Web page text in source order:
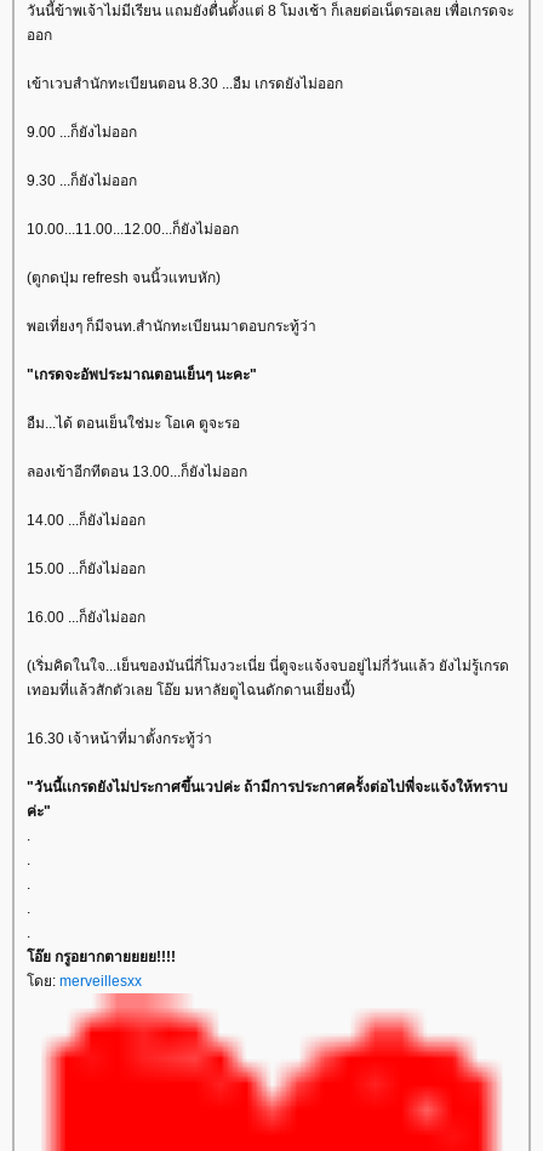
วันนี้ข้าพเจ้าไม่มีเรียน แถมยังตื่นตั้งแต่ 8 โมงเช้า ก็เลยต่อเน็ตรอเลย เพื่อเกรดจะ
ออก
เข้าเวบสำนักทะเบียนตอน 8.30 ...อืม เกรดยังไม่ออก
9.00 ...ก็ยังไม่ออก
9.30 ...ก็ยังไม่ออก
10.00...11.00...12.00...ก็ยังไม่ออก
(ตูกดปุ่ม refresh จนนิ้วแทบหัก)
พอเที่ยงๆ ก็มีจนท.สำนักทะเบียนมาตอบกระทู้ว่า
"เกรดจะอัพประมาณตอนเย็นๆ นะคะ"
อืม...ได้ ตอนเย็นใช่มะ โอเค ตูจะรอ
ลองเข้าอีกทีตอน 13.00...ก็ยังไม่ออก
14.00 ...ก็ยังไม่ออก
15.00 ...ก็ยังไม่ออก
16.00 ...ก็ยังไม่ออก
(เริ่มคิดในใจ...เย็นของมันนี่กี่โมงวะเนี่ย นี่ตูจะแจ้งจบอยู่ไม่กี่วันแล้ว ยังไม่รู้เกรด
เทอมที่แล้วสักตัวเลย โอ๊ย มหาลัยตูไฉนดักดานเยี่ยงนี้)
16.30 เจ้าหน้าที่มาตั้งกระทู้ว่า
"วันนี้เเกรดยังไม่ประกาศขึ้นเวปค่ะ ถ้ามีการประกาศครั้งต่อไปพี่จะแจ้งให้ทราบ
ค่ะ"
อ๊ย กรูอยากตายยยย!!!!
ดย: merveillesxx